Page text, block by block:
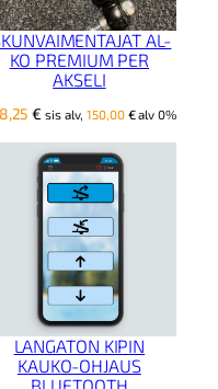
AL-
KO PREMIUM PER
AKSELI
€ sis alv,150,00 €alv 0%
LANGATON KIPIN
KAUKO-OHJAUS